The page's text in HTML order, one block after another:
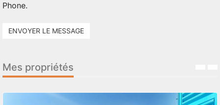
Phone.
ENVOYER LE MESSAGE
Mes propriétés